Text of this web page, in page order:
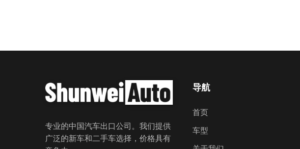
专业的中国汽车出口公司。我们提供
广泛的新车和二手车选择，价格具有
导航
首页
车型